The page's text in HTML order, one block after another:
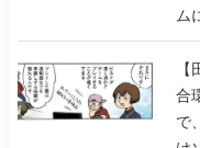
ム
の
合
で